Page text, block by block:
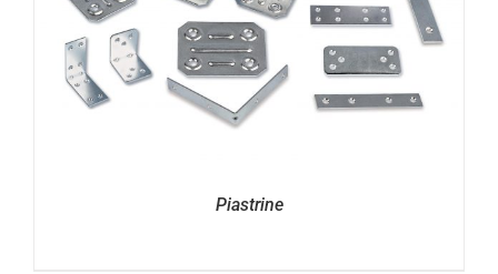
Piastrine